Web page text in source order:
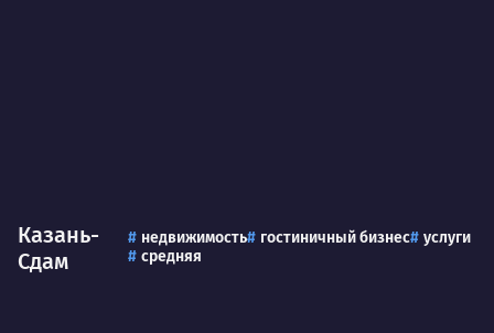
Казань-
Сдам
недвижимость гостиничный бизнес
услуги
средняя